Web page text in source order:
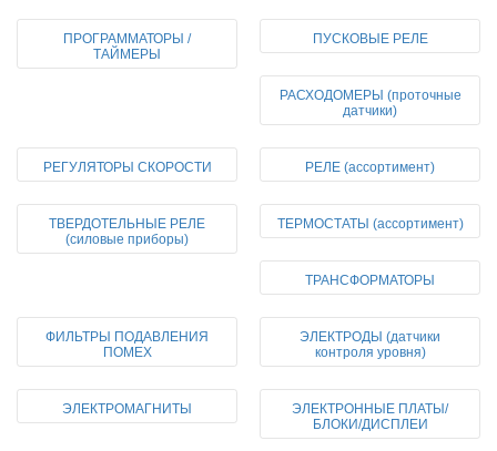
ПРОГРАММАТОРЫ /
ТАЙМЕРЫ
ПУСКОВЫЕ РЕЛЕ
РАСХОДОМЕРЫ (проточные
датчики)
РЕГУЛЯТОРЫ СКОРОСТИ РЕЛЕ (ассортимент)
ТВЕРДОТЕЛЬНЫЕ РЕЛЕ
(силовые приборы)
ТЕРМОСТАТЫ (ассортимент)
ТРАНСФОРМАТОРЫ
ФИЛЬТРЫ ПОДАВЛЕНИЯ
ПОМЕХ
ЭЛЕКТРОДЫ (датчики
контроля уровня)
ЭЛЕКТРОМАГНИТЫ
ЭЛЕКТРОННЫЕ ПЛАТЫ/
БЛОКИ/ДИСПЛЕИ